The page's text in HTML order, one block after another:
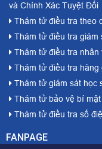
và Chính Xác Tuyệt Đối
Thám tử điều tra theo
Thám tử điều tra giám
Thám tử điều tra nhân
Thám tử điều tra hàng
Thám tử giám sát học
Thám tử bảo vệ bí mật
Thám tử điều tra số
FANPAGE